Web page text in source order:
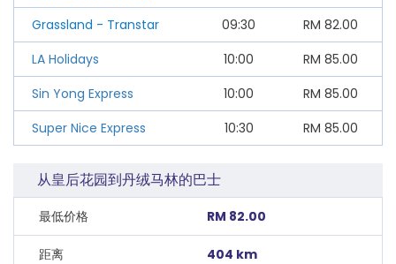
Grassland - Transtar
09:30 RM 82.00
LA Holidays
10:00 RM 85.00
Sin Yong Express
10:00 RM 85.00
Super Nice Express
10:30 RM 85.00
从皇后花园到丹绒马林的巴士
最低价格 RM 82.00
距离 404 km